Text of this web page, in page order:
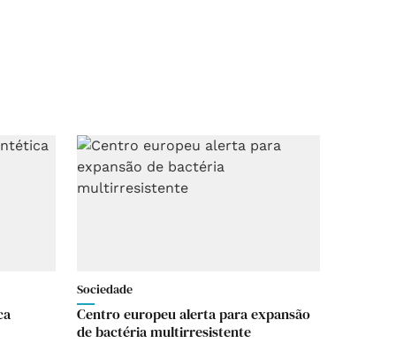
Sociedade
Centro europeu alerta para expansão
de bactéria multirresistente